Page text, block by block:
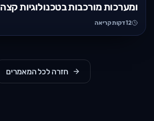
ומערכות מורכבות בטכנולוגיות קצה
12דקות קריאה
חזרה לכל המאמרים